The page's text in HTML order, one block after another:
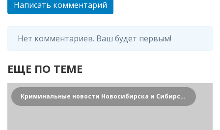
Написать комментарий
Нет комментариев. Ваш будет первым!
ЕЩЕ ПО ТЕМЕ
Криминальные новости Новосибирска и Сибирского региона